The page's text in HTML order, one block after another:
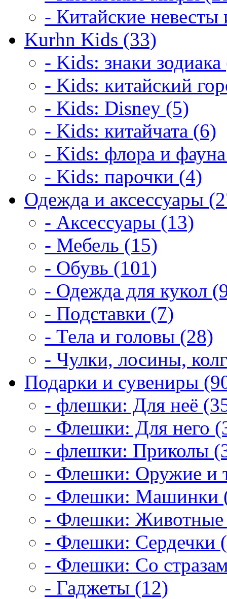
- Китайские
Kurhn Kids (33)
- Kids: знаки
- Kids: китайский
- Kids: Disney (5)
- Kids: китайчата (6)
- Kids: флора и
- Kids: парочки (4)
Одежда и аксессуары
- Аксессуары (13)
- Мебель (15)
- Обувь (101)
- Одежда для кукол
- Подставки (7)
- Тела и головы (28)
- Чулки, лосины,
Подарки и сувениры
- флешки: Для неё
- Флешки: Для него
- флешки: Приколы
- Флешки: Оружие и
- Флешки: Машинки
- Флешки: Животные
- Флешки: Сердечки
- Флешки: Со
- Гаджеты (12)